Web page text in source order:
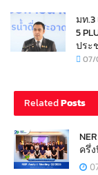
มท
5
ประ
07/
RelatedPosts
ครึ่